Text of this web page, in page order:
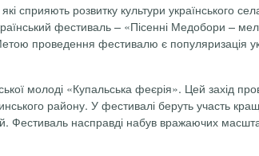
сприяють розвитку культури українського
фестиваль – «Пісенні Медобори –
проведення фестивалю є популяризація
молоді «Купальська феєрія». Цей захід
району. У фестивалі беруть участь
Фестиваль насправді набув вражаючих